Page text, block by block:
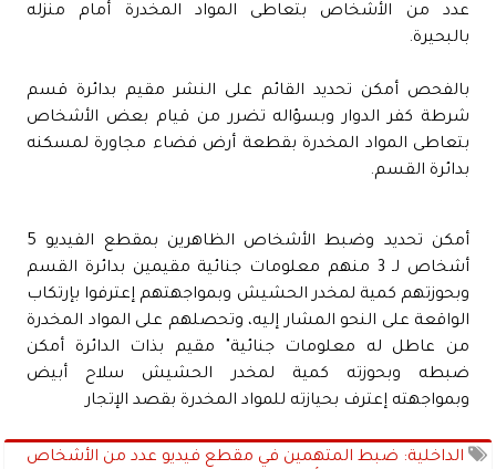
عدد من الأشخاص بتعاطى المواد المخدرة أمام منزله
بالبحيرة.
بالفحص أمكن تحديد القائم على النشر مقيم بدائرة قسم
شرطة كفر الدوار وبسؤاله تضرر من قيام بعض الأشخاص
بتعاطى المواد المخدرة بقطعة أرض فضاء مجاورة لمسكنه
بدائرة القسم.
أمكن تحديد وضبط الأشخاص الظاهرين بمقطع الفيديو 5
أشخاص لـ 3 منهم معلومات جنائية مقيمين بدائرة القسم
وبحوزتهم كمية لمخدر الحشيش وبمواجهتهم إعترفوا بإرتكاب
الواقعة على النحو المشار إليه، وتحصلهم على المواد المخدرة
من عاطل له معلومات جنائية" مقيم بذات الدائرة أمكن
ضبطه وبحوزته كمية لمخدر الحشيش سلاح أبيض
وبمواجهته إعترف بحيازته للمواد المخدرة بقصد الإتجار
الداخلية: ضبط المتهمين في مقطع فيديو عدد من الأشخاص